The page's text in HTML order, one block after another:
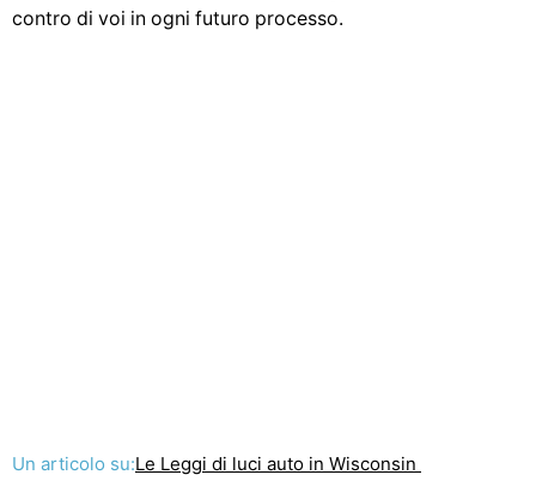
contro di voi in ogni futuro processo.
Un articolo su:Le Leggi di luci auto in Wisconsin